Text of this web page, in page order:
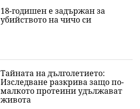
18-годишен е задържан за
убийството на чичо си
Тайната на дълголетието:
Изследване разкрива защо по-
малкото протеини удължават
живота